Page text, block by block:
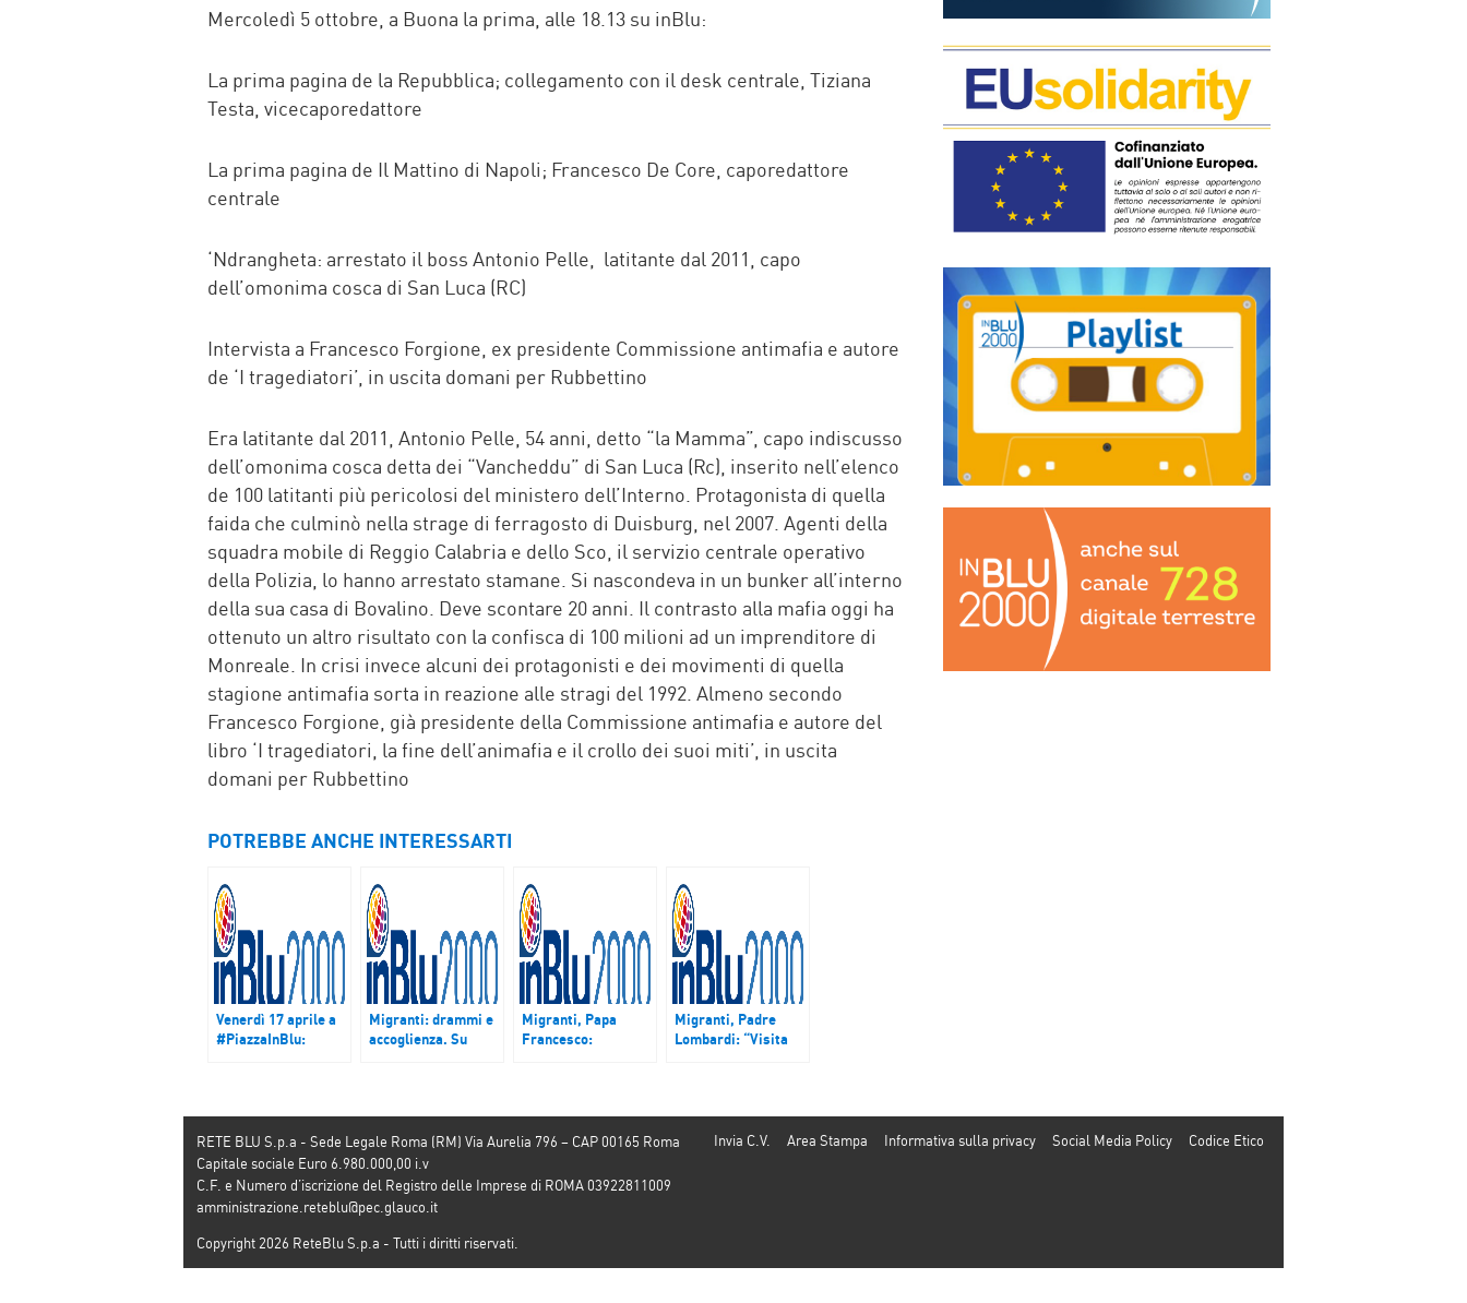
Mercoledì 5 ottobre, a Buona la prima, alle 18.13 su inBlu:
La prima pagina de la Repubblica; collegamento con il desk centrale, Tiziana
Testa, vicecaporedattore
La prima pagina de Il Mattino di Napoli; Francesco De Core, caporedattore
centrale
‘Ndrangheta: arrestato il boss Antonio Pelle, latitante dal 2011, capo
dell’omonima cosca di San Luca (RC)
Intervista a Francesco Forgione, ex presidente Commissione antimafia e autore
de ‘I tragediatori’, in uscita domani per Rubbettino
Era latitante dal 2011, Antonio Pelle, 54 anni, detto “la Mamma”, capo indiscusso
dell’omonima cosca detta dei “Vancheddu” di San Luca (Rc), inserito nell’elenco
de 100 latitanti più pericolosi del ministero dell’Interno. Protagonista di quella
faida che culminò nella strage di ferragosto di Duisburg, nel 2007. Agenti della
squadra mobile di Reggio Calabria e dello Sco, il servizio centrale operativo
della Polizia, lo hanno arrestato stamane. Si nascondeva in un bunker all’interno
della sua casa di Bovalino. Deve scontare 20 anni. Il contrasto alla mafia oggi ha
ottenuto un altro risultato con la confisca di 100 milioni ad un imprenditore di
Monreale. In crisi invece alcuni dei protagonisti e dei movimenti di quella
stagione antimafia sorta in reazione alle stragi del 1992. Almeno secondo
Francesco Forgione, già presidente della Commissione antimafia e autore del
libro ‘I tragediatori, la fine dell’animafia e il crollo dei suoi miti’, in uscita
domani per Rubbettino
POTREBBE ANCHE INTERESSARTI
Venerdì 17 aprile a
#PiazzaInBlu:
Migranti: drammi e
accoglienza. Su
Migranti, Papa
Francesco:
Migranti, Padre
Lombardi: “Visita
Invia C.V. Area Stampa Informativa sulla privacy Social Media Policy Codice Etico
RETE BLU S.p.a - Sede Legale Roma (RM) Via Aurelia 796 – CAP 00165 Roma
Capitale sociale Euro 6.980.000,00 i.v
C.F. e Numero d’iscrizione del Registro delle Imprese di ROMA 03922811009
amministrazione.reteblu@pec.glauco.it
Copyright 2026 ReteBlu S.p.a - Tutti i diritti riservati.